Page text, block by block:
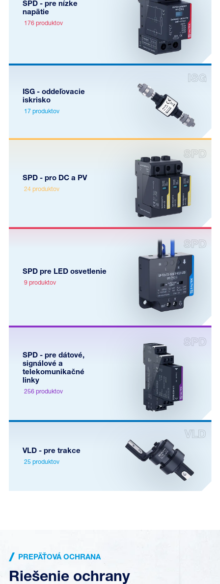
SPD - pre nízke
napätie
176 produktov
ISG - oddeľovacie
iskrisko
17 produktov
SPD - pro DC a PV
24 produktov
SPD pre LED osvetlenie
9 produktov
SPD - pre dátové,
signálové a
telekomunikačné
linky
256 produktov
VLD - pre trakce
25 produktov
PREPÄŤOVÁ OCHRANA
Riešenie ochrany